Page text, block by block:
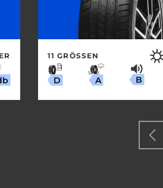
11 GRÖSSEN
D A B